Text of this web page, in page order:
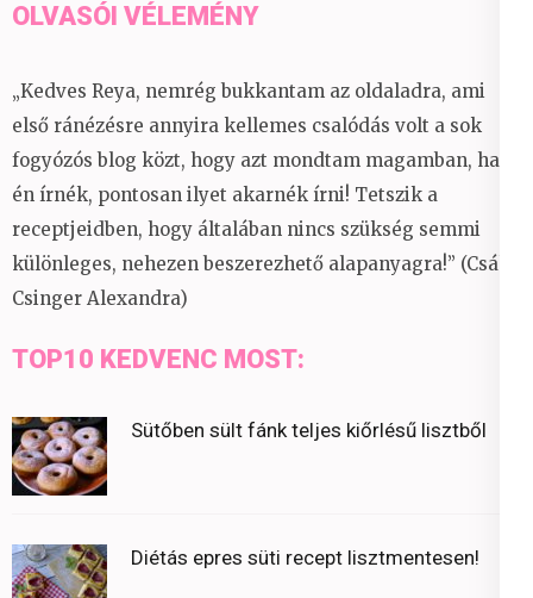
OLVASÓI VÉLEMÉNY
„Kedves Reya, nemrég bukkantam az oldaladra, ami
első ránézésre annyira kellemes csalódás volt a sok
fogyózós blog közt, hogy azt mondtam magamban, ha
én írnék, pontosan ilyet akarnék írni! Tetszik a
receptjeidben, hogy általában nincs szükség semmi
különleges, nehezen beszerezhető alapanyagra!” (Csáky
Csinger Alexandra)
TOP10 KEDVENC MOST:
Sütőben sült fánk teljes kiőrlésű lisztből
Diétás epres süti recept lisztmentesen!